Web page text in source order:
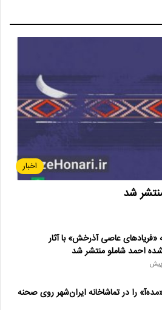
اخبار
شد
عاصی آذرخش» با آثار
احمد شاملو منتشر شد
را در تماشاخانه ایران‌شهر روی صحنه